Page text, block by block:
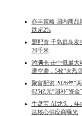
亦丰策略 国内商品
跌超2%
盟配资 千岛群岛发
20千米
鸿满仓 击中俄最大
遭空袭，5枚“火烈
聚富配资 2026年“
625亿元“国补”资金
牛盘宝 AI龙头，年
达核心供应商曝光